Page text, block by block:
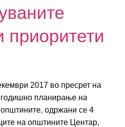
2017 во пресрет на
годишно планирање на
одржани се 4
на општините Центар,